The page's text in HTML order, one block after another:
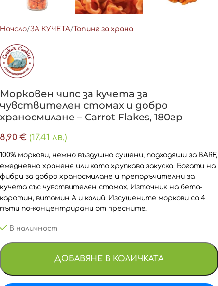
Начало ЗА КУЧЕТА Топинг за храна
Морковен чипс за кучета за
чувствителен стомах и добро
храносмилане – Carrot Flakes, 180гр
8,90 € (17.41 лв.)
100% моркови, нежно въздушно сушени, подходящи за BARF,
ежедневно хранене или като хрупкава закуска. Богати на
фибри за добро храносмилане и препоръчителни за
кучета със чувствителен стомах. Източник на бета-
каротин, витамин A и калий. Изсушените моркови са 4
пъти по-концентрирани от пресните.
В наличност
ДОБАВЯНЕ В КОЛИЧКАТА